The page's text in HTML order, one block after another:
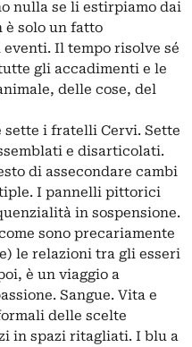
nulla se li estirpiamo dai
è solo un fatto
Il tempo risolve sé
gli accadimenti e le
delle cose, del
sette i fratelli Cervi. Sette
e disarticolati.
di assecondare cambi
I pannelli pittorici
in sospensione.
sono precariamente
le relazioni tra gli esseri
è un viaggio a
Sangue. Vita e
delle scelte
in spazi ritagliati. I blu a